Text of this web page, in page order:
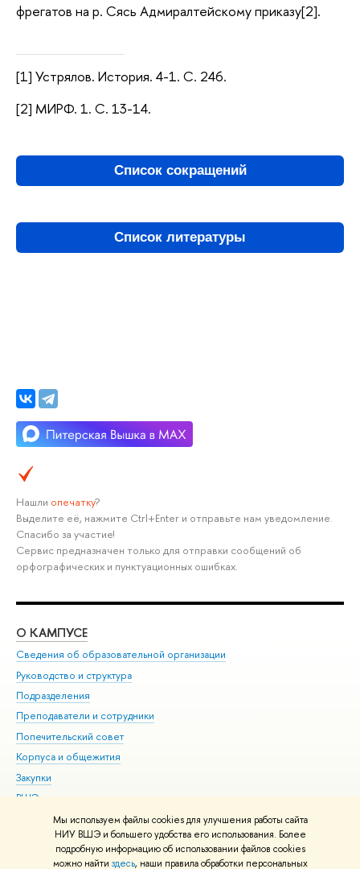
Мы используем файлы cookies для улучшения работы сайта
НИУ ВШЭ и большего удобства его использования. Более
подробную информацию об использовании файлов cookies
можно найти здесь, наши правила обработки персональных
фрегатов на р. Сясь Адмиралтейскому приказу[2].
[1] Устрялов. История. 4-1. С. 246.
[2] МИРФ. 1. С. 13-14.
Список сокращений
Список литературы
Нашли опечатку?
Выделите её, нажмите Ctrl+Enter и отправьте нам уведомление.
Спасибо за участие!
Сервис предназначен только для отправки сообщений об
орфографических и пунктуационных ошибках.
О КАМПУСЕ
Сведения об образовательной организации
Руководство и структура
Подразделения
Преподаватели и сотрудники
Попечительский совет
Корпуса и общежития
Закупки
ВШЭ для студентов с ограниченными возможностями
здоровья и инвалидностью
Версия для слабовидящих
Единая платежная страница